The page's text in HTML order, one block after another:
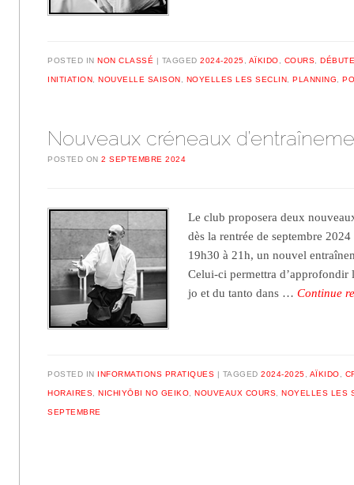
POSTED INNON CLASSÉ TAGGED2024-2025 AÏKIDO COURS ,
INITIATION ,NOUVELLE SAISON NOYELLES LES SECLIN ,PLANNING ,
Nouveaux créneaux
POSTED ON2 SEPTEMBRE 2024
Le club proposera deux
dès la rentrée de septembre
19h30 à 21h, un nouvel
Celui-ci permettra
jo et du tanto dans …Continue
POSTED IN INFORMATIONS PRATIQUES TAGGED2024-2025 AÏKIDO
HORAIRES ,NICHIYŌBI NO GEIKO ,NOUVEAUX COURS ,NOYELLES LES
SEPTEMBRE